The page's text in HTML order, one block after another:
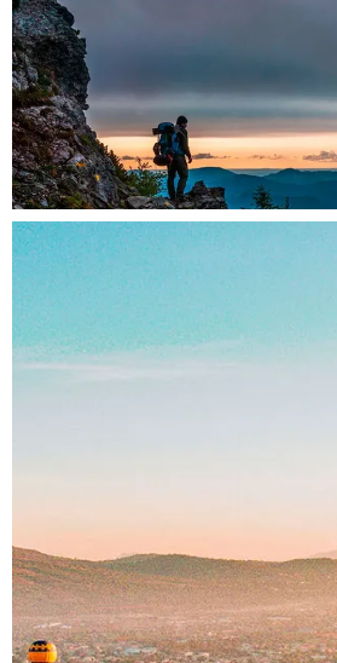
México es un sitio excelente para